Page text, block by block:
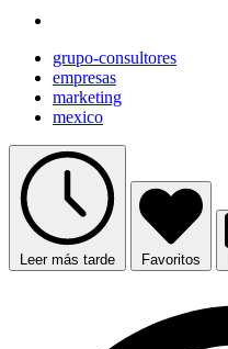
grupo-consultores
empresas
marketing
mexico
Leer más tarde Favoritos